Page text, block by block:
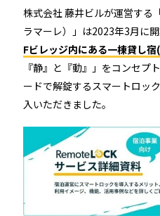
株式会社 藤井ビルが運営する
ラマーレ）」は2023年3月に開
Fビレッジ内にある一棟貸し
『静』と『動』」をコンセプ
ードで解錠するスマートロッ
入いただきました。
ホテルや宿泊施設に導入
とポイントを解説
Apple ウォレットを使っ